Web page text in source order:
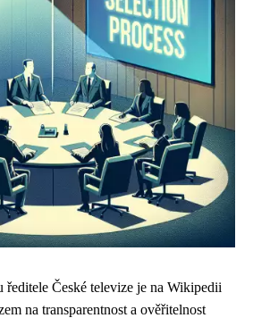
ředitele České televize je na Wikipedii
na transparentnost a ověřitelnost